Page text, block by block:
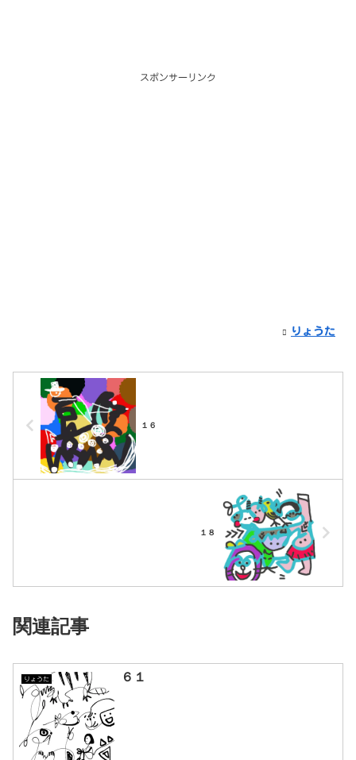
スポンサーリンク
りょうた
１６
１８
関連記事
りょうた ６１